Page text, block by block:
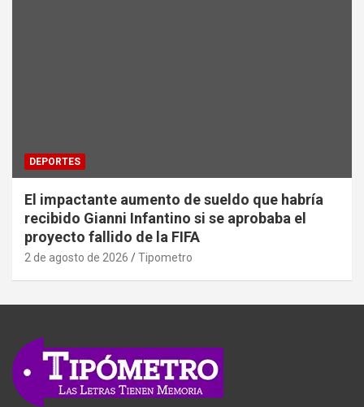
DEPORTES
El impactante aumento de sueldo que habría
recibido Gianni Infantino si se aprobaba el
proyecto fallido de la FIFA
2 de agosto de 2026 Tipometro